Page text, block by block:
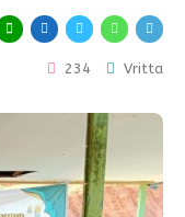
234 Vritta